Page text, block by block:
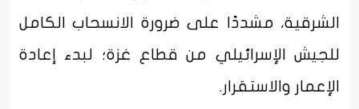
الشرقية، مشددًا على ضرورة الانسحاب الكامل
للجيش الإسرائيلي من قطاع غزة؛ لبدء إعادة
الإعمار والاستقرار.